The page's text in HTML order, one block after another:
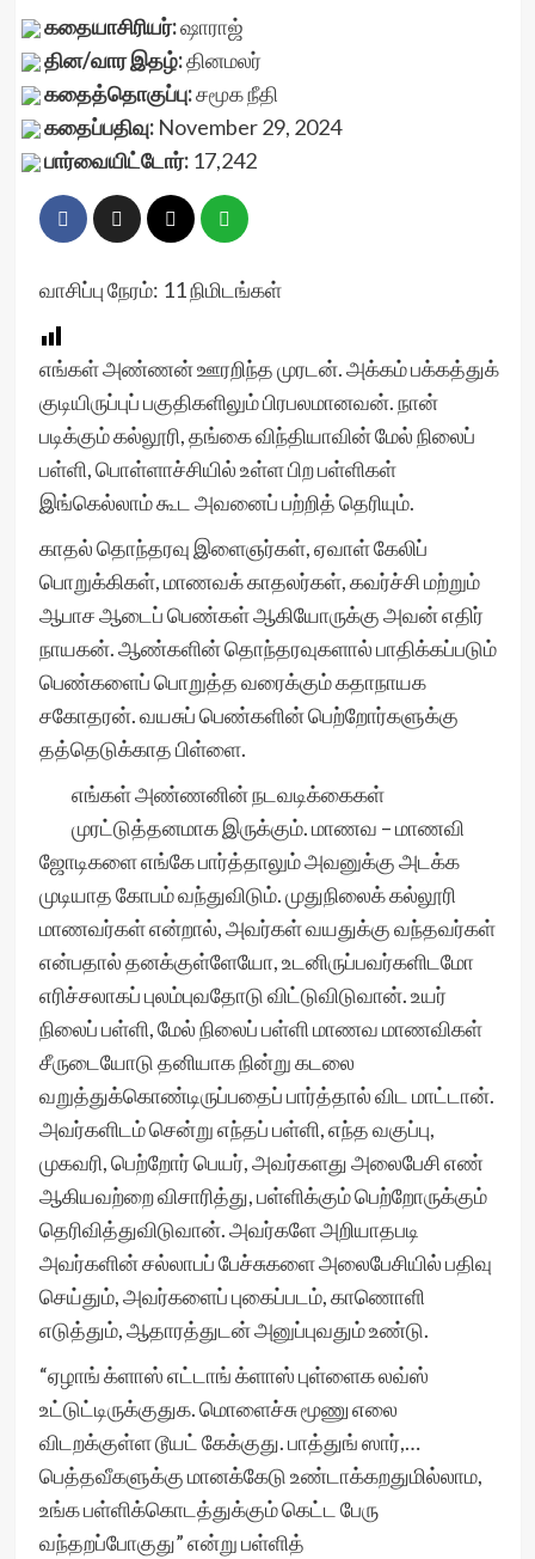
கதையாசிரியர்:ஷாராஜ்
தின/வார இதழ்:தினமலர்
கதைத்தொகுப்பு:சமூக நீதி
கதைப்பதிவு:November 29, 2024
பார்வையிட்டோர்:17,242
வாசிப்பு நேரம்: 11நிமிடங்கள்
எங்கள் அண்ணன் ஊரறிந்த முரடன். அக்கம் பக்கத்துக்
குடியிருப்புப் பகுதிகளிலும் பிரபலமானவன். நான்
படிக்கும் கல்லூரி, தங்கை விந்தியாவின் மேல் நிலைப்
பள்ளி, பொள்ளாச்சியில் உள்ள பிற பள்ளிகள்
இங்கெல்லாம் கூட அவனைப் பற்றித் தெரியும்.
காதல் தொந்தரவு இளைஞர்கள், ஏவாள் கேலிப்
பொறுக்கிகள், மாணவக் காதலர்கள், கவர்ச்சி மற்றும்
ஆபாச ஆடைப் பெண்கள் ஆகியோருக்கு அவன் எதிர்
நாயகன். ஆண்களின் தொந்தரவுகளால் பாதிக்கப்படும்
பெண்களைப் பொறுத்த வரைக்கும் கதாநாயக
சகோதரன். வயசுப் பெண்களின் பெற்றோர்களுக்கு
தத்தெடுக்காத பிள்ளை.
எங்கள் அண்ணனின் நடவடிக்கைகள்
முரட்டுத்தனமாக இருக்கும். மாணவ – மாணவி
ஜோடிகளை எங்கே பார்த்தாலும் அவனுக்கு அடக்க
முடியாத கோபம் வந்துவிடும். முதுநிலைக் கல்லூரி
மாணவர்கள் என்றால், அவர்கள் வயதுக்கு வந்தவர்கள்
என்பதால் தனக்குள்ளேயோ, உடனிருப்பவர்களிடமோ
எரிச்சலாகப் புலம்புவதோடு விட்டுவிடுவான். உயர்
நிலைப் பள்ளி, மேல் நிலைப் பள்ளி மாணவ மாணவிகள்
சீருடையோடு தனியாக நின்று கடலை
வறுத்துக்கொண்டிருப்பதைப் பார்த்தால் விட மாட்டான்.
அவர்களிடம் சென்று எந்தப் பள்ளி, எந்த வகுப்பு,
முகவரி, பெற்றோர் பெயர், அவர்களது அலைபேசி எண்
ஆகியவற்றை விசாரித்து, பள்ளிக்கும் பெற்றோருக்கும்
தெரிவித்துவிடுவான். அவர்களே அறியாதபடி
அவர்களின் சல்லாபப் பேச்சுகளை அலைபேசியில் பதிவு
செய்தும், அவர்களைப் புகைப்படம், காணொளி
எடுத்தும், ஆதாரத்துடன் அனுப்புவதும் உண்டு.
“ஏழாங் க்ளாஸ் எட்டாங் க்ளாஸ் புள்ளைக லவ்ஸ்
உட்டுட்டிருக்குதுக. மொளைச்சு மூணு எலை
விடறக்குள்ள டூயட் கேக்குது. பாத்துங் ஸார்,…
பெத்தவீகளுக்கு மானக்கேடு உண்டாக்கறதுமில்லாம,
உங்க பள்ளிக்கொடத்துக்கும் கெட்ட பேரு
வந்தறப்போகுது” என்று பள்ளித்